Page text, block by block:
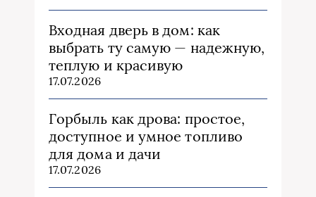
Входная дверь в дом: как
выбрать ту самую — надежную,
теплую и красивую
17.07.2026
Горбыль как дрова: простое,
доступное и умное топливо
для дома и дачи
17.07.2026